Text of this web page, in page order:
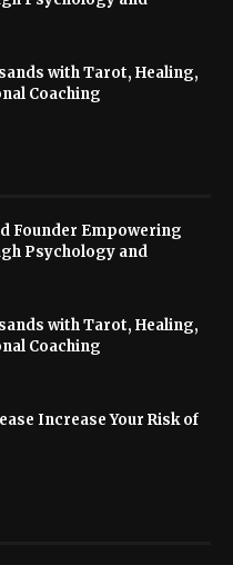
with Tarot, Healing,
Coaching
Founder Empowering
Psychology and
with Tarot, Healing,
Coaching
Increase Your Risk of